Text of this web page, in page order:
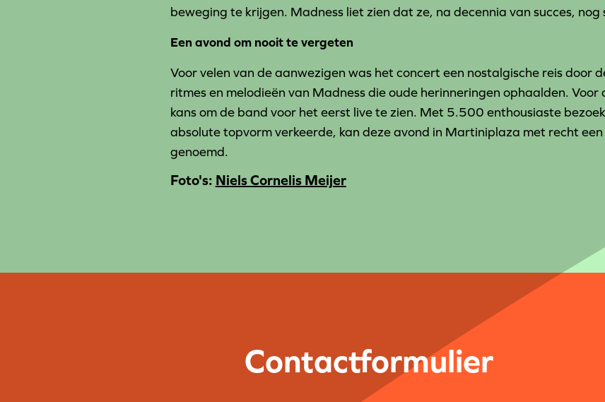
beweging te krijgen. Madness liet zien dat ze, na decennia van succes,
Een avond om nooit te vergeten
Voor velen van de aanwezigen was het concert een nostalgische reis door
ritmes en melodieën van Madness die oude herinneringen ophaalden. Voor
kans om de band voor het eerst live te zien. Met 5.500 enthousiaste
absolute topvorm verkeerde, kan deze avond in Martiniplaza met recht
genoemd.
Foto's: Niels Cornelis Meijer
Contactformulier